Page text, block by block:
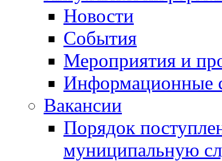
Новости
События
Мероприятия и
Информационные
Вакансии
Порядок
муниципальную